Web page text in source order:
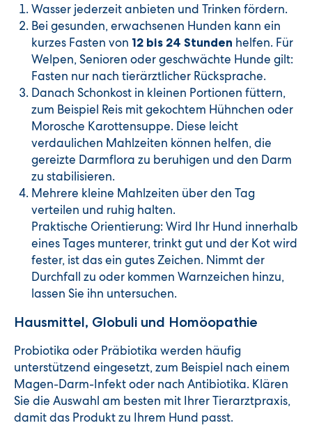
Wasser jederzeit anbieten und Trinken fördern.
Bei gesunden, erwachsenen Hunden kann ein
kurzes Fasten von 12 bis 24 Stunden helfen. Für
Welpen, Senioren oder geschwächte Hunde gilt:
Fasten nur nach tierärztlicher Rücksprache.
Danach Schonkost in kleinen Portionen füttern,
zum Beispiel Reis mit gekochtem Hühnchen oder
Morosche Karottensuppe. Diese leicht
verdaulichen Mahlzeiten können helfen, die
gereizte Darmflora zu beruhigen und den Darm
zu stabilisieren.
Mehrere kleine Mahlzeiten über den Tag
verteilen und ruhig halten.
Praktische Orientierung: Wird Ihr Hund innerhalb
eines Tages munterer, trinkt gut und der Kot wird
fester, ist das ein gutes Zeichen. Nimmt der
Durchfall zu oder kommen Warnzeichen hinzu,
lassen Sie ihn untersuchen.
Hausmittel, Globuli und Homöopathie
Probiotika oder Präbiotika werden häufig
unterstützend eingesetzt, zum Beispiel nach einem
Magen-Darm-Infekt oder nach Antibiotika. Klären
Sie die Auswahl am besten mit Ihrer Tierarztpraxis,
damit das Produkt zu Ihrem Hund passt.